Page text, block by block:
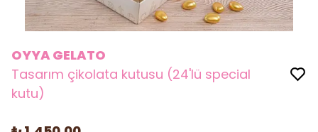
OYYA GELATO
Tasarım çikolata kutusu (24'lü special
kutu)